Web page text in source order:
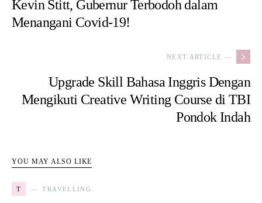
Kevin Stitt, Gubernur Terbodoh dalam
Menangani Covid-19!
NEXT ARTICLE —
Upgrade Skill Bahasa Inggris Dengan
Mengikuti Creative Writing Course di TBI
Pondok Indah
YOU MAY ALSO LIKE
T TRAVELLING